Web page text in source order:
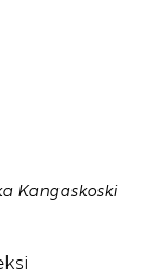
Kangaskoski